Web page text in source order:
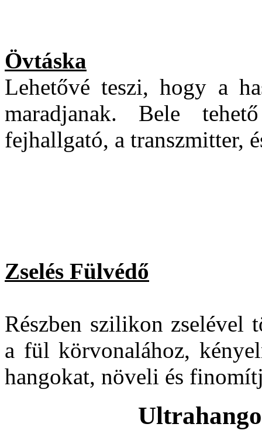
Övtáska
Lehetővé teszi, hogy a
maradjanak. Bele
fejhallgató, a transzmitter,
Zselés Fülvédő
Részben szilikon zselével
a fül körvonalához,
hangokat, növeli és